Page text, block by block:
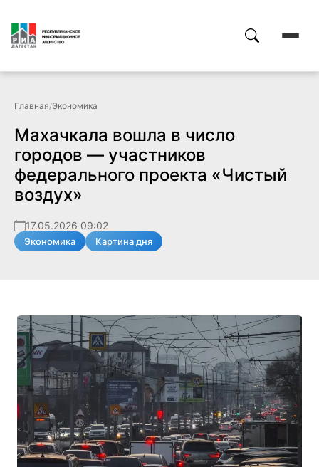
Главная/Экономика
Махачкала вошла в число
городов — участников
федерального проекта «Чистый
воздух»
17.05.2026 09:02
Экономика Картина дня